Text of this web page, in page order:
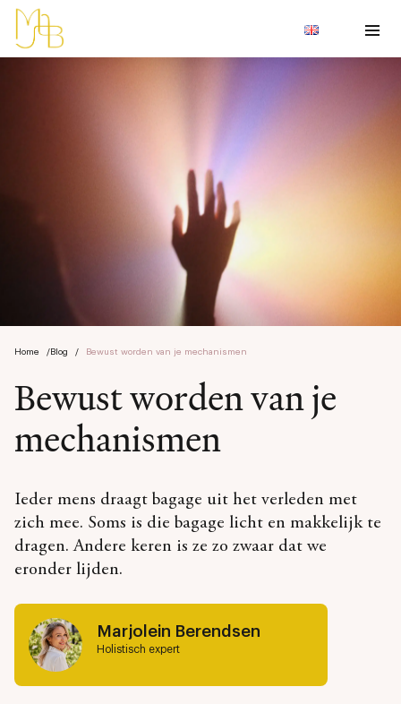
Home / Blog / Bewust worden van je mechanismen
Bewust worden van je
mechanismen
Ieder mens draagt bagage uit het verleden met
zich mee. Soms is die bagage licht en makkelijk te
dragen. Andere keren is ze zo zwaar dat we
eronder lijden.
Marjolein Berendsen
Holistisch expert